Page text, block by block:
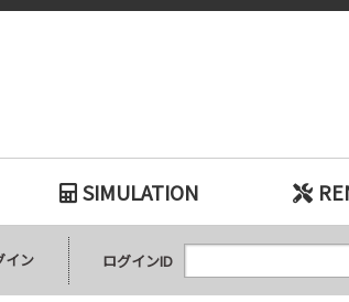
子育て×リノベーションセミナー（オンライン対
SIMULATION
イン ログインID